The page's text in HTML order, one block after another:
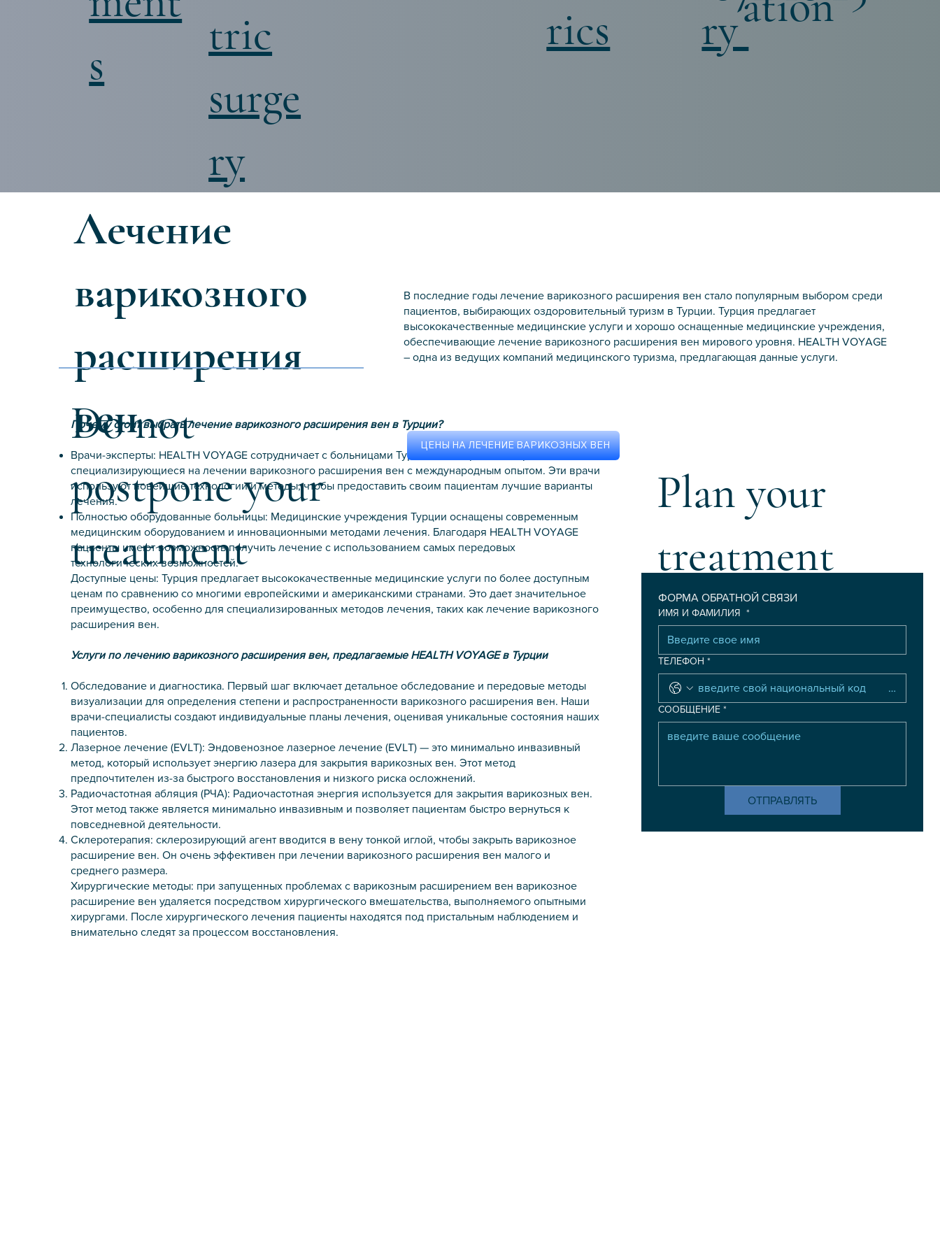
tric
surge
ry
s
rics
ry
Лечение
варикозного
расширения
вен
В последние годы лечение варикозного расширения вен стало популярным выбором среди
пациентов, выбирающих оздоровительный туризм в Турции. Турция предлагает
высококачественные медицинские услуги и хорошо оснащенные медицинские учреждения,
обеспечивающие лечение варикозного расширения вен мирового уровня. HEALTH VOYAGE
– одна из ведущих компаний медицинского туризма, предлагающая данные услуги.
Почему стоит выбрать лечение варикозного расширения вен в Турции?
Врачи-эксперты: HEALTH VOYAGE сотрудничает с больницами Турции, в которых есть врачи,
специализирующиеся на лечении варикозного расширения вен с международным опытом. Эти врачи
используют новейшие технологии и методы, чтобы предоставить своим пациентам лучшие варианты
лечения.
Полностью оборудованные больницы: Медицинские учреждения Турции оснащены современным
медицинским оборудованием и инновационными методами лечения. Благодаря HEALTH VOYAGE
пациенты имеют возможность получить лечение с использованием самых передовых
технологических возможностей.
Доступные цены: Турция предлагает высококачественные медицинские услуги по более доступным
ценам по сравнению со многими европейскими и американскими странами. Это дает значительное
преимущество, особенно для специализированных методов лечения, таких как лечение варикозного
расширения вен.
Услуги по лечению варикозного расширения вен, предлагаемые HEALTH VOYAGE в Турции
Обследование и диагностика. Первый шаг включает детальное обследование и передовые методы
визуализации для определения степени и распространенности варикозного расширения вен. Наши
врачи-специалисты создают индивидуальные планы лечения, оценивая уникальные состояния наших
пациентов.
Лазерное лечение (EVLT): Эндовенозное лазерное лечение (EVLT) — это минимально инвазивный
метод, который использует энергию лазера для закрытия варикозных вен. Этот метод
предпочтителен из-за быстрого восстановления и низкого риска осложнений.
Радиочастотная абляция (РЧА): Радиочастотная энергия используется для закрытия варикозных вен.
Этот метод также является минимально инвазивным и позволяет пациентам быстро вернуться к
повседневной деятельности.
Склеротерапия: склерозирующий агент вводится в вену тонкой иглой, чтобы закрыть варикозное
расширение вен. Он очень эффективен при лечении варикозного расширения вен малого и
среднего размера.
Хирургические методы: при запущенных проблемах с варикозным расширением вен варикозное
расширение вен удаляется посредством хирургического вмешательства, выполняемого опытными
хирургами. После хирургического лечения пациенты находятся под пристальным наблюдением и
внимательно следят за процессом восстановления.
ФОРМА ОБРАТНОЙ СВЯЗИ
ИМЯ И ФАМИЛИЯ *
ТЕЛЕФОН *
СООБЩЕНИЕ *
ОТПРАВЛЯТЬ
ЦЕНЫ НА ЛЕЧЕНИЕ ВАРИКОЗНЫХ ВЕН
Plan your
treatment
Do not
postpone your
treatment